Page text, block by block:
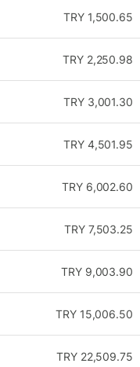
1,500.65
TRY
2,250.98
TRY
3,001.30
TRY
4,501.95
TRY
6,002.60
TRY
7,503.25
TRY
9,003.90
TRY
15,006.50
TRY
22,509.75
TRY